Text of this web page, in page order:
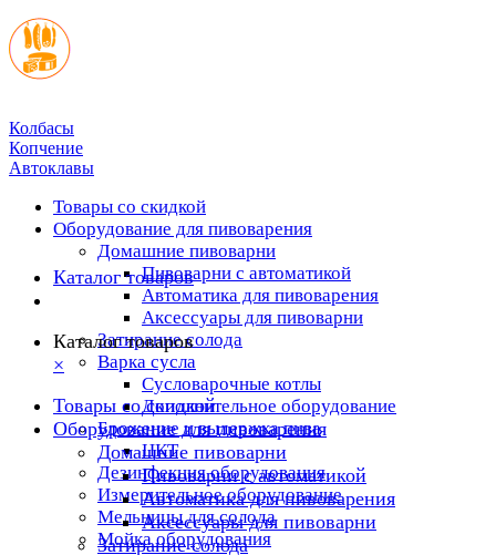
Колбасы
Копчение
Автоклавы
Товары со скидкой
Оборудование для пивоварения
Домашние пивоварни
Пивоварни с автоматикой
Автоматика для пивоварения
Аксессуары для пивоварни
Затирание солода
Варка сусла
Cусловарочные котлы
Дополнительное оборудование
Брожение и выдержка пива
ЦКТ
Дезинфекция оборудования
Измерительное оборудование
Мельницы для солода
Мойка оборудования
Каталог товаров
Каталог товаров
×
Товары со скидкой
Оборудование для пивоварения
Домашние пивоварни
Пивоварни с автоматикой
Автоматика для пивоварения
Аксессуары для пивоварни
Затирание солода